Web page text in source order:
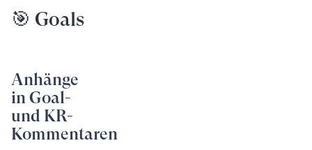
🎯 Goals
Anhänge
in Goal-
und KR-
Kommentaren